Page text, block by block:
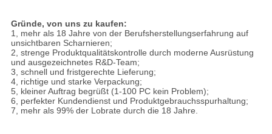
Gründe, von uns zu kaufen:
1, mehr als 18 Jahre von der Berufsherstellungserfahrung auf
unsichtbaren Scharnieren;
2, strenge Produktqualitätskontrolle durch moderne Ausrüstung
und ausgezeichnetes R&D-Team;
3, schnell und fristgerechte Lieferung;
4, richtige und starke Verpackung;
5, kleiner Auftrag begrüßt (1-100 PC kein Problem);
6, perfekter Kundendienst und Produktgebrauchsspurhaltung;
7, mehr als 99% der Lobrate durch die 18 Jahre.